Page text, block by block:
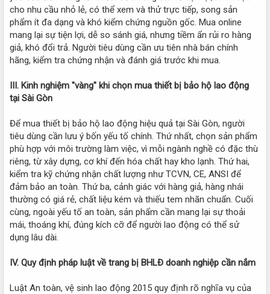
cho nhu cầu nhỏ lẻ, có thể xem và thử trực tiếp, song sản
phẩm ít đa dạng và khó kiểm chứng nguồn gốc. Mua online
mang lại sự tiện lợi, dễ so sánh giá, nhưng tiềm ẩn rủi ro hàng
giả, khó đổi trả. Người tiêu dùng cần ưu tiên nhà bán chính
hãng, kiểm tra chứng nhận và đánh giá trước khi mua.
III. Kinh nghiệm "vàng" khi chọn mua thiết bị bảo hộ lao động
tại Sài Gòn
Để mua thiết bị bảo hộ lao động hiệu quả tại Sài Gòn, người
tiêu dùng cần lưu ý bốn yếu tố chính. Thứ nhất, chọn sản phẩm
phù hợp với môi trường làm việc, vì mỗi ngành nghề có đặc thù
riêng, từ xây dựng, cơ khí đến hóa chất hay kho lạnh. Thứ hai,
kiểm tra kỹ chứng nhận chất lượng như TCVN, CE, ANSI để
đảm bảo an toàn. Thứ ba, cảnh giác với hàng giả, hàng nhái
thường có giá rẻ, chất liệu kém và thiếu tem nhãn chuẩn. Cuối
cùng, ngoài yếu tố an toàn, sản phẩm cần mang lại sự thoải
mái, thoáng khí, đúng kích cỡ để người lao động có thể sử
dụng lâu dài.
IV. Quy định pháp luật về trang bị BHLĐ doanh nghiệp cần nắm
Luật An toàn, vệ sinh lao động 2015 quy định rõ nghĩa vụ của